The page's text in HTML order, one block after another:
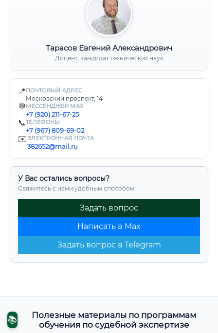
Тарасов Евгений Александрович
Доцент, кандидат технических наук
📍 ПОЧТОВЫЙ АДРЕС
Московский проспект, 14
💬 МЕССЕНДЖЕР MAX
+7 (920) 211-67-25
📞ТЕЛЕФОНЫ
+7 (967) 809-69-02
✉️ЭЛЕКТРОННАЯ ПОЧТА
382652@mail.ru
У Вас остались вопросы?
Свяжитесь с нами удобным способом:
Задать вопрос
Написать в Max
Задать вопрос в Telegram
📚
Полезные материалы по программам
обучения по судебной экспертизе